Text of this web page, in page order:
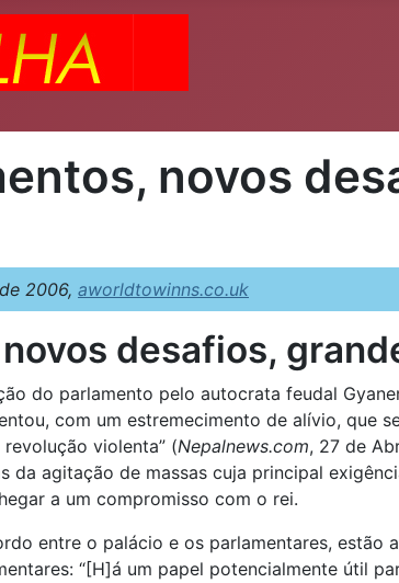
novos
2006, aworldtowinns.co.uk
desafios,
do parlamento pelo autocrata feudal
com um estremecimento de alívio, que
violenta” (Nepalnews.com, 27 de
agitação de massas cuja principal
a um compromisso com o rei.
entre o palácio e os parlamentares,
“[H]á um papel potencialmente útil